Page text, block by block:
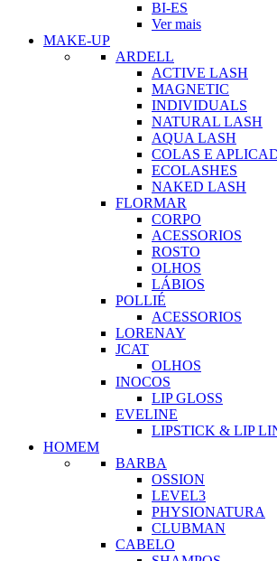
BI-ES
Ver mais
MAKE-UP
ARDELL
ACTIVE LASH
MAGNETIC
INDIVIDUALS
NATURAL LASH
AQUA LASH
COLAS E
ECOLASHES
NAKED LASH
FLORMAR
CORPO
ACESSORIOS
ROSTO
OLHOS
LÁBIOS
POLLIÉ
ACESSORIOS
LORENAY
JCAT
OLHOS
INOCOS
LIP GLOSS
EVELINE
LIPSTICK & LIP
HOMEM
BARBA
OSSION
LEVEL3
PHYSIONATURA
CLUBMAN
CABELO